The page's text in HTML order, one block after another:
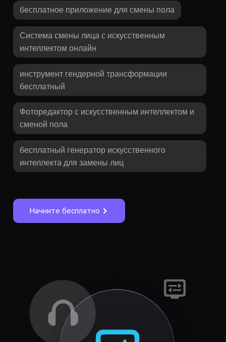
бесплатное приложение для смены пола
Система смены лица с искусственным
интеллектом онлайн
инструмент гендерной трансформации
бесплатный
Фоторедактор с искусственным интеллектом и
сменой пола
бесплатный генератор искусственного
интеллекта для замены лиц
Начните бесплатно